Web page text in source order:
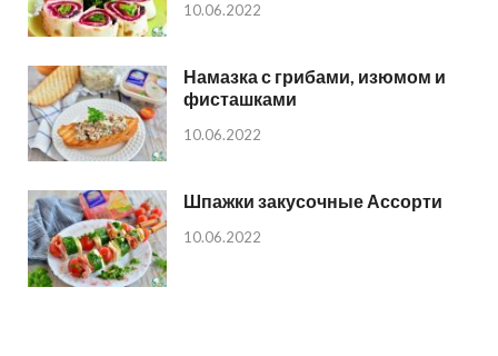
10.06.2022
Намазка с грибами, изюмом и
фисташками
10.06.2022
Шпажки закусочные Ассорти
10.06.2022